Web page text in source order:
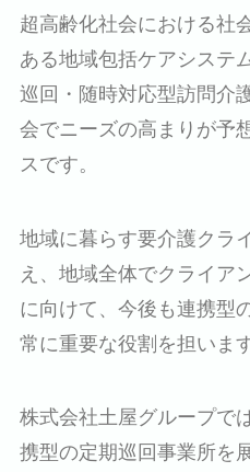
超高齢化社会における社
ある地域包括ケアシステ
巡回・随時対応型訪問介
会でニーズの高まりが予
スです。
地域に暮らす要介護クラ
え、地域全体でクライア
に向けて、今後も連携型
常に重要な役割を担います
株式会社土屋グループで
携型の定期巡回事業所を